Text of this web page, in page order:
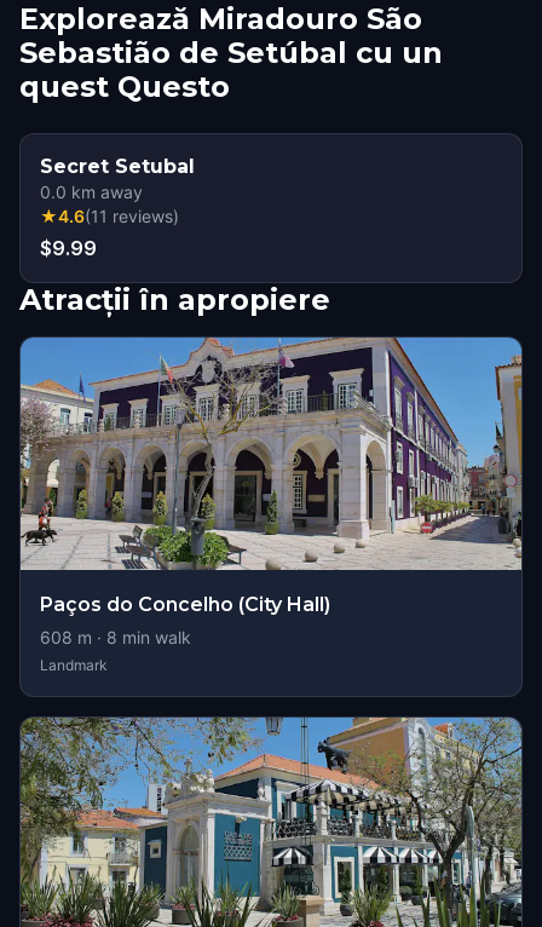
Explorează Miradouro São
Sebastião de Setúbal cu un
quest Questo
Secret Setubal
0.0 km away
★4.6(11 reviews)
$9.99
Atracții în apropiere
Paços do Concelho (City Hall)
608 m · 8 min walk
Landmark